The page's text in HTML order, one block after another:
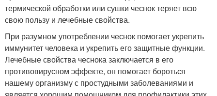
термической обработки или сушки чеснок теряет всю
свою пользу и лечебные свойства.
При разумном употреблении чеснок помогает укрепить
иммунитет человека и укрепить его защитные функции.
Лечебные свойства чеснока заключается в его
противовирусном эффекте, он помогает бороться
нашему организму с простудными заболеваниями и